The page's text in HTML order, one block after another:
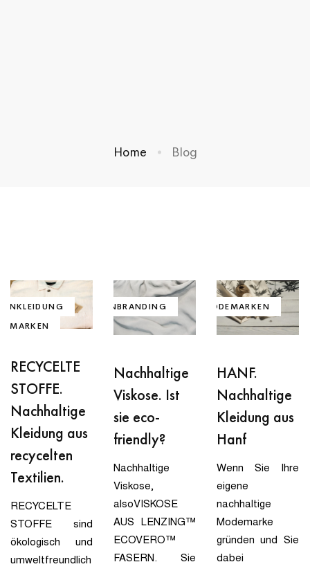
Home Blog
RECYCELTE
STOFFE.
Nachhaltige
Kleidung aus
recycelten
Textilien.
RECYCELTE
STOFFE sind
ökologisch und
umweltfreundlich
MARKENBRANDING
Nachhaltige
Viskose. Ist
sie eco-
friendly?
Nachhaltige
Viskose,
alsoVISKOSE
AUS LENZING™
ECOVERO™
FASERN. Sie
MODEMARKEN
HANF.
Nachhaltige
Kleidung aus
Hanf
Wenn Sie Ihre
eigene
nachhaltige
Modemarke
gründen und Sie
dabei